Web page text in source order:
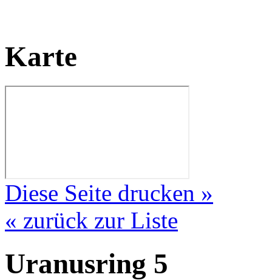
Karte
Diese Seite drucken »
« zurück zur Liste
Uranusring 5